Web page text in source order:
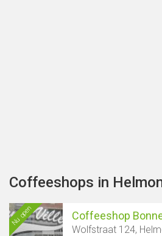
Coffeeshops in
Nu open Coffeeshop
Wolfstraat 124,